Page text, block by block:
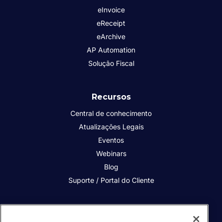
eInvoice
eReceipt
eArchive
AP Automation
Solução Fiscal
Recursos
Central de conhecimento
Atualizações Legais
Eventos
Webinars
Blog
Suporte / Portal do Cliente